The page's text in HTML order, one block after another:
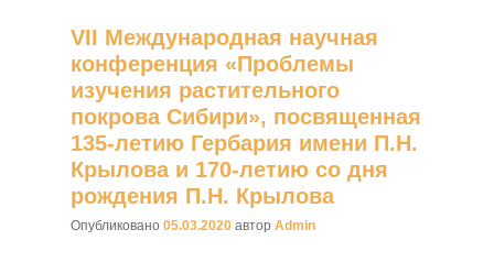
VII Международная научная
конференция «Проблемы
изучения растительного
покрова Сибири», посвященная
135-летию Гербария имени П.Н.
Крылова и 170-летию со дня
рождения П.Н. Крылова
Опубликовано 05.03.2020 автор Admin